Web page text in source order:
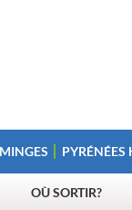
OÙ SORTIR?